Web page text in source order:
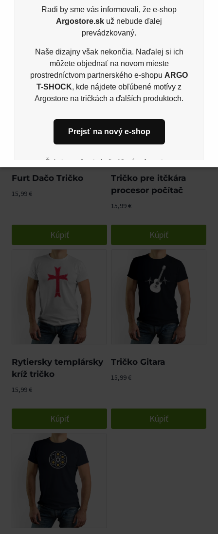
Ludolfovo číslo
Kúpiť
15,99€
Kúpiť
Furt Dačo Tričko
15,99€
Kúpiť
Tričko pre itčkára
procesor počítač
15,99€
Kúpiť
Rytiersky templársky
kríž tričko
15,99€
Kúpiť
Tričko Gitara
15,99€
Kúpiť
Radi by sme vás informovali, že e-shop
Argostore.sk už nebude ďalej
prevádzkovaný.
Naše dizajny však nekončia. Naďalej si ich
môžete objednať na novom mieste
prostredníctvom partnerského e-shopu ARGO
T-SHOCK, kde nájdete obľúbené motívy z
Argostore na tričkách a ďalších produktoch.
Prejsť na nový e-shop
Ďakujeme, že ste boli súčasťou Argostore
mieste.